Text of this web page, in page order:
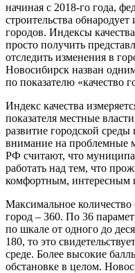
начиная с 2018-го года,
строительства
городов. Индексы
просто получить
отследить изменения в
Новосибирск назван
по показателю «качество
Индекс качества
показателя местные
развитие городской
внимание на проблемные
РФ считают, что
работать над тем, что
комфортным, интересным
Максимальное
город – 360. По 36
по шкале от одного до
180, то это
среде. Более высокие
обстановке в целом.